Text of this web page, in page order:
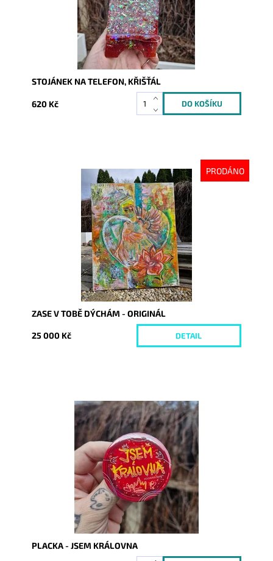
STOJÁNEK NA TELEFON, KŘIŠŤÁL
620 Kč
PRODÁNO
Vyprodáno
10161
ZASE V TOBĚ DÝCHÁM - ORIGINÁL
25 000 Kč DETAIL
Dostupnost:
Skladem
10150
PLACKA - JSEM KRÁLOVNA